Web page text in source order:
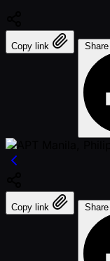
Copy link
Copy link